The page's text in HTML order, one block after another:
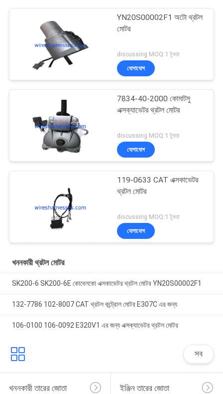
YN20S00002F1 অটো থ্রটল
মোটর
discussing MOQ:1 টুকরা
যোগাযোগ
7834-40-2000 কোমাটসু
এক্সক্যাভেটর থ্রটল মোটর
discussing MOQ:1 টুকরা
যোগাযোগ
119-0633 CAT এক্সকাভেটর
থ্রটল মোটর
discussing MOQ:1 টুকরা
যোগাযোগ
খননকারী থ্রটল মোটর
SK200-6 SK200-6E কোবেলকো এক্সকাভেটর থ্রটল মোটর YN20S00002F1
132-7786 102-8007 CAT থ্রটল কন্ট্রোল মোটর E307C এর জন্য
106-0100 106-0092 E320V1 এর জন্য এক্সক্যাভেটর থ্রটল মোটর
সব
খননকারী তারের জোতা ইঞ্জিন তারের জোতা